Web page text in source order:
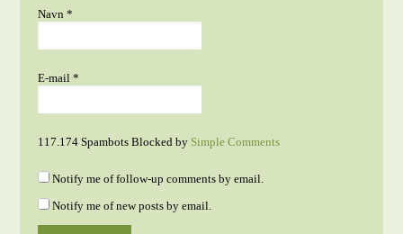
Navn*
E-mail*
117.174 Spambots Blocked by Simple Comments
Notify me of follow-up comments by email.
Notify me of new posts by email.